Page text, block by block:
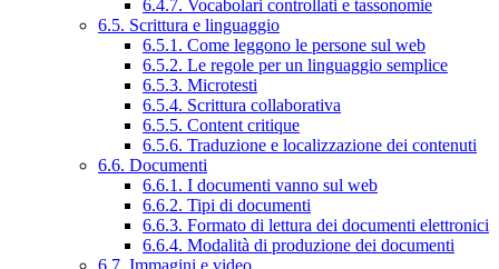
6.4.7. Vocabolari controllati e tassonomie
6.5. Scrittura e linguaggio
6.5.1. Come leggono le persone sul web
6.5.2. Le regole per un linguaggio semplice
6.5.3. Microtesti
6.5.4. Scrittura collaborativa
6.5.5. Content critique
6.5.6. Traduzione e localizzazione dei contenuti
6.6. Documenti
6.6.1. I documenti vanno sul web
6.6.2. Tipi di documenti
6.6.3. Formato di lettura dei documenti elettronici
6.6.4. Modalità di produzione dei documenti
6.7. Immagini e video